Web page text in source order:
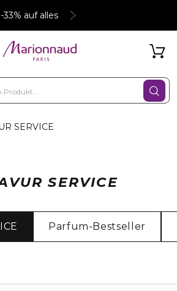
-33% auf alles
SERVICE
SERVICE
Parfum-Bestseller